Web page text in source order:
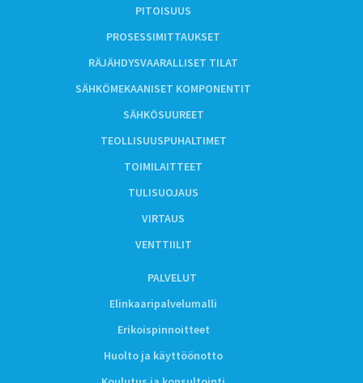
PITOISUUS
PROSESSIMITTAUKSET
RÄJÄHDYSVAARALLISET TILAT
SÄHKÖMEKAANISET KOMPONENTIT
SÄHKÖSUUREET
TEOLLISUUSPUHALTIMET
TOIMILAITTEET
TULISUOJAUS
VIRTAUS
VENTTIILIT
PALVELUT
Elinkaaripalvelumalli
Erikoispinnoitteet
Huolto ja käyttöönotto